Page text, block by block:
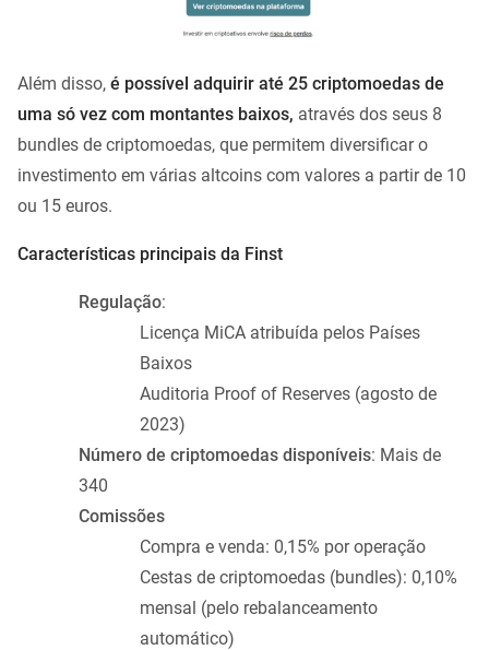
Além disso, é possível adquirir até 25 criptomoedas de
uma só vez com montantes baixos, através dos seus 8
bundles de criptomoedas, que permitem diversificar o
investimento em várias altcoins com valores a partir de 10
ou 15 euros.
Características principais da Finst
Regulação:
Licença MiCA atribuída pelos Países
Baixos
Auditoria Proof of Reserves (agosto de
2023)
Número de criptomoedas disponíveis: Mais de
340
Comissões
Compra e venda: 0,15% por operação
Cestas de criptomoedas (bundles): 0,10%
mensal (pelo rebalanceamento
automático)